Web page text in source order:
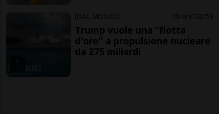
DAL MONDO 8 ore 8 53
Trump vuole una “flotta
d'oro” a propulsione nucleare
da 275 miliardi